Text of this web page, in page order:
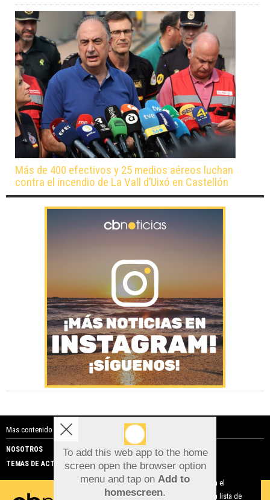
Más de 400 efectivos y 25 medios aéreos luchan
contra el incendio de La Vall d’Uixó en Castellón
Mas contenido de Costa Blanca Noticias:
NOSOTROS
PUBLICIDAD
TEMAS DE ACTUALIDAD
To add this web app to the home
screen open the browser option
menu and tap on Add to
homescreen.
Aviso sobre el Uso de cookies:
Utilizamos cookies nuestras y de terceros para el
funcionamiento del digital. Puedes consultar la lista de